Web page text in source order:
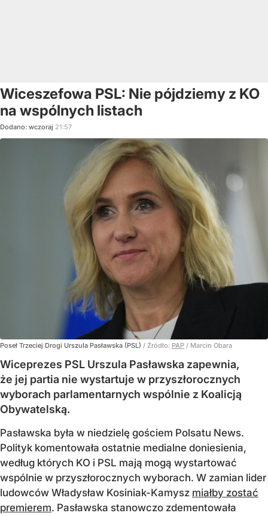
Wiceszefowa PSL: Nie pójdziemy z KO
na wspólnych listach
Dodano: wczoraj 21:57
Poseł Trzeciej Drogi Urszula Pasławska (PSL) / Źródło: PAP / Marcin Obara
Wiceprezes PSL Urszula Pasławska zapewnia,
że jej partia nie wystartuje w przyszłorocznych
wyborach parlamentarnych wspólnie z Koalicją
Obywatelską.
Pasławska była w niedzielę gościem Polsatu News.
Polityk komentowała ostatnie medialne doniesienia,
według których KO i PSL mają mogą wystartować
wspólnie w przyszłorocznych wyborach. W zamian lider
ludowców Władysław Kosiniak-Kamysz miałby zostać
premierem. Pasławska stanowczo zdementowała